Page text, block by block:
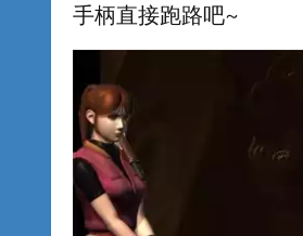
手柄直接跑路吧~